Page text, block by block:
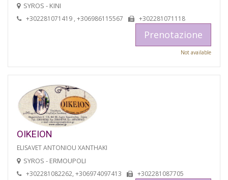
SYROS - KINI
+302281071419 , +306986115567 +302281071118
Prenotazione
Not available
OIKEION
ELISAVET ANTONIOU XANTHAKI
SYROS - ERMOUPOLI
+302281082262, +306974097413 +302281087705